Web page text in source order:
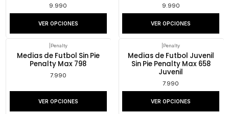
9.990
VER OPCIONES
9.990
VER OPCIONES
Penalty
Medias de Futbol Sin Pie
Penalty Max 798
7.990
VER OPCIONES
Penalty
Medias de Futbol Juvenil
Sin Pie Penalty Max 658
Juvenil
7.990
VER OPCIONES